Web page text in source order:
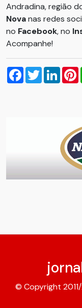
Andradina, região
Novanas redes
no Facebook, no
Acompanhe!
Facebook
Twitter
© Copyright